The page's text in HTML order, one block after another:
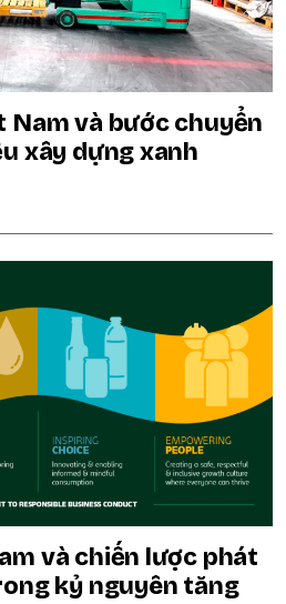
Nam và bước chuyển
xây dựng xanh
và chiến lược phát
kỷ nguyên tăng